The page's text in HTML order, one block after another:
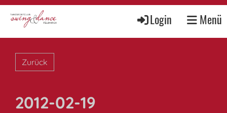
Login Menü
Zurück
2012-02-19